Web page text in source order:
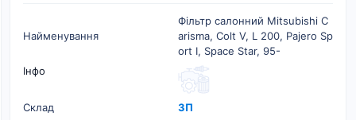
Найменування
Фільтр салонний Mitsubishi C
arisma, Colt V, L 200, Pajero Sp
ort I, Space Star, 95-
Інфо
Склад
ЗП